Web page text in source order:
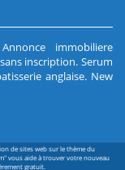
Annonce immobiliere
inscription. Serum
anglaise. New
de sites web sur le thème du
vous aide à trouver votre nouveau
gratuit.